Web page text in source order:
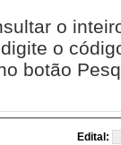
o
o
botão
Edital: